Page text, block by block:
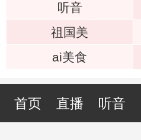
听音
祖国美
ai美食
首页 直播 听音